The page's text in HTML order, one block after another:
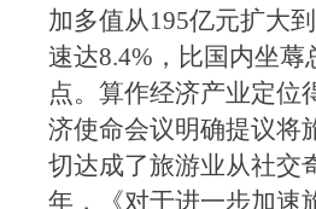
加多值从195亿元扩大
速达8.4%，比国内坐蓐
点。算作经济产业定位
济使命会议明确提议将
切达成了旅游业从社交
年，《对于进一步加速